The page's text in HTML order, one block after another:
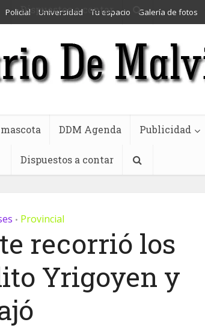
Dispuestos a contar
Policial Universidad Tu espacio Galería de fotos
DDM Agenda Publicidad
Dispuestos a contar
• Provincial
recorrió los
Yrigoyen y